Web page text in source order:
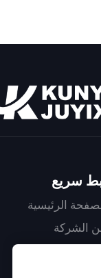
سريع
الرئيسية
الشركة